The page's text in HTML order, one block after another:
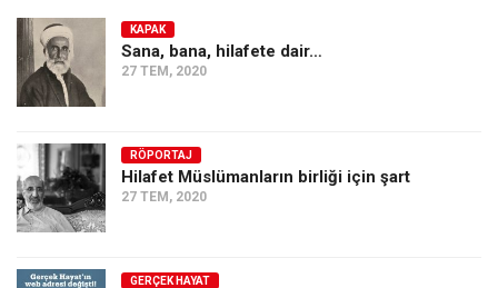
Kitap
Karisi kitap sualleri
Ekonomi
Spor
Manzara
Sağlık
KAPAK
Sana, bana, hilafete dair…
27 TEM, 2020
RÖPORTAJ
Hilafet Müslümanların birliği için şart
27 TEM, 2020
GERÇEK HAYAT